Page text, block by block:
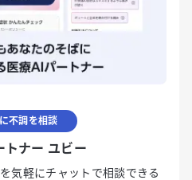
不調を相談
トナー ユビー
気軽にチャットで相談できる